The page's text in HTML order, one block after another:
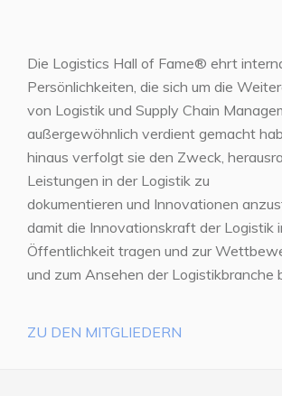
Die Logistics Hall of Fame® ehrt
Persönlichkeiten, die sich um die
von Logistik und Supply Chain
außergewöhnlich verdient gemacht
hinaus verfolgt sie den Zweck,
Leistungen in der Logistik zu
dokumentieren und Innovationen
damit die Innovationskraft der Logistik
Öffentlichkeit tragen und zur
und zum Ansehen der Logistikbranche
ZU DEN MITGLIEDERN